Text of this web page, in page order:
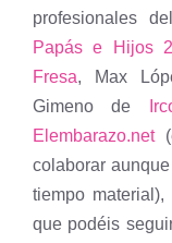
profesionales
Papás e Hijos
Fresa, Max
Gimeno de
Elembarazo.net
colaborar
tiempo
que podéis